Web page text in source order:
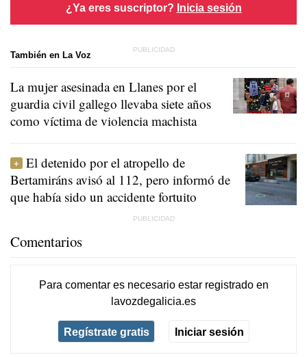
¿Ya eres suscriptor? Inicia sesión
También en La Voz
La mujer asesinada en Llanes por el
guardia civil gallego llevaba siete años
como víctima de violencia machista
El detenido por el atropello de
Bertamiráns avisó al 112, pero informó de
que había sido un accidente fortuito
Comentarios
Para comentar es necesario estar registradoen
lavozdegalicia.es
Regístrate gratis Iniciar sesión